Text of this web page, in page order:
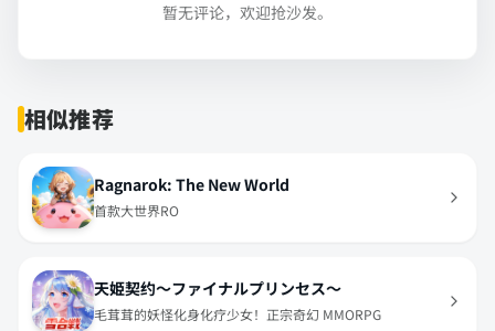
暂无评论，欢迎抢沙发。
相似推荐
Ragnarok: The New World
首款大世界RO
天姫契约～ファイナルプリンセス～
毛茸茸的妖怪化身化疗少女！正宗奇幻 MMORPG